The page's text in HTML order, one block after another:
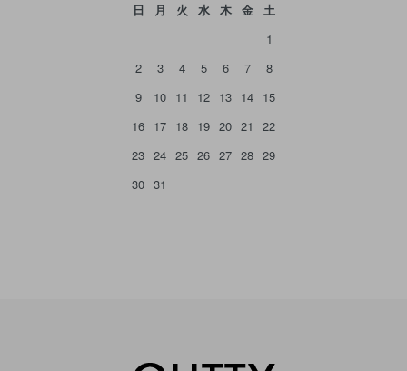
日 月 火 水 木 金
土
1
2
3 4 5 6 7
8
9
10 11 12 13 14 15
16 17 18 19 20 21
22
23 24 25 26 27 28 29
30 31